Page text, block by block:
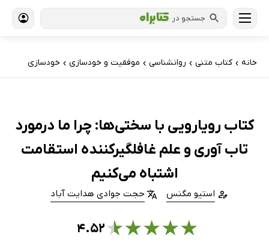
جستجو در
خانه › کتاب‌ متنی › روانشناسی › موفقیت و خودسازی › خودسازی
کتاب رویارویی با سختی‌ها: چرا ما درمورد
تاب آوری و علم غافلگیرکننده استقامت
اشتباه می‌کنیم
استیو مگنس حجت جوادی هدایت آباد
★
★
★
★
★۴.۵۲